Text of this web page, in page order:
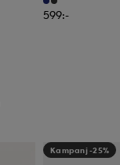
599:-
Kampanj -25%